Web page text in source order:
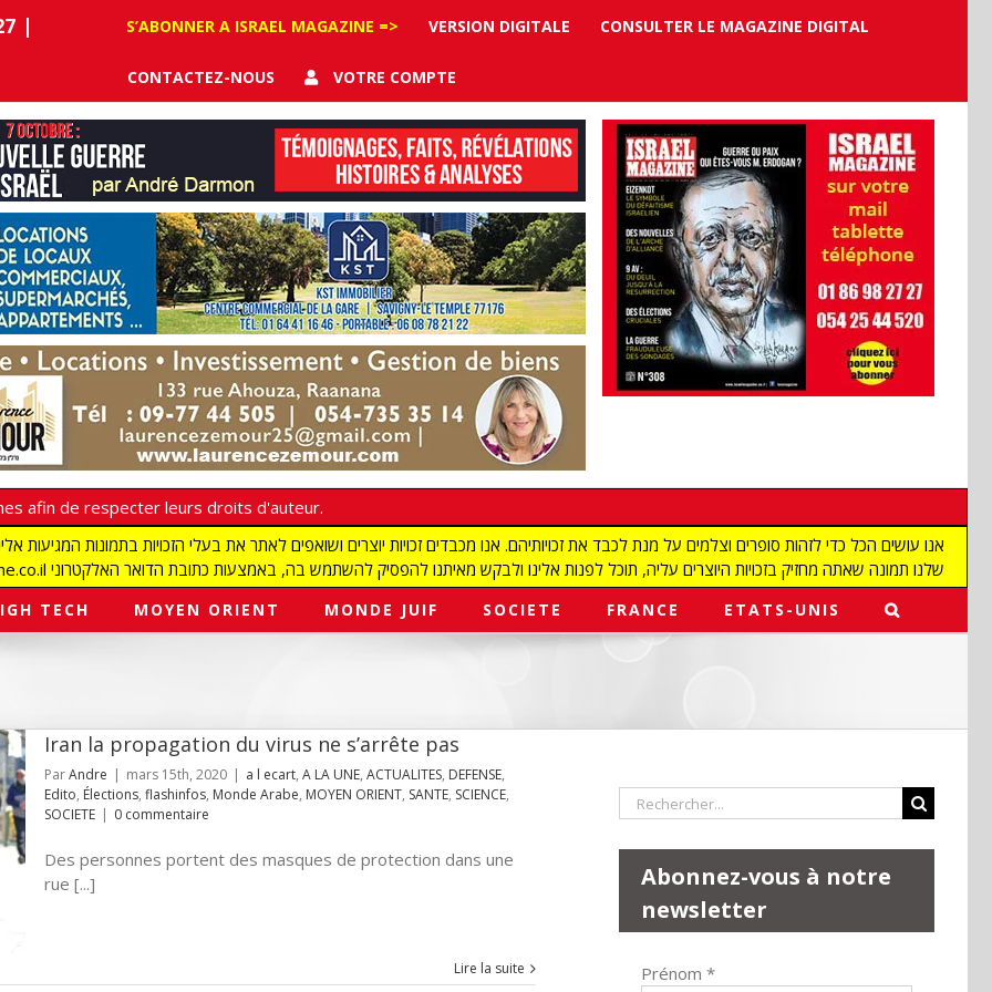
|
S’ABONNER A ISRAEL MAGAZINE => VERSION DIGITALE CONSULTER LE MAGAZINE DIGITAL
CONTACTEZ-NOUS VOTRE COMPTE
afin de respecter leurs droits d'auteur.
redaction@israelmagazine.co.il שלנו תמונה שאתה מחזיק בזכויות היוצרים עליה, תוכל לפנות אלינו ולבקש מאיתנו להפסיק להשתמש בה, באמצעות כתובת הדואר האלקטרוני
TECH MOYEN ORIENT MONDE JUIF SOCIETE FRANCE ETATS-UNIS
Iran la propagation du virus ne s’arrête pas
ParAndre | mars 15th, 2020 | a l ecart, A LA UNE, ACTUALITES, DEFENSE,
Edito, Élections, flashinfos, Monde Arabe, MOYEN ORIENT, SANTE, SCIENCE,
SOCIETE | 0 commentaire
Des personnes portent des masques de protection dans une
rue [...]
Lire la suite
Rechercher:
Abonnez-vous à notre
newsletter
Prénom *